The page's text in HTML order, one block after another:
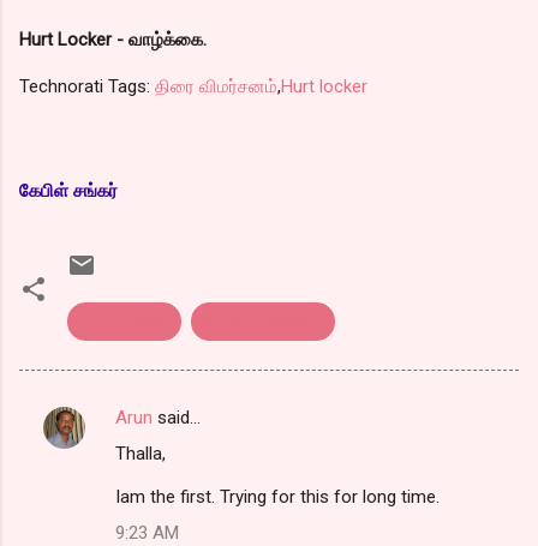
Hurt Locker - வாழ்க்கை.
Technorati Tags: திரை விமர்சனம்,Hurt locker
கேபிள் சங்கர்
C
Arun said…
Thalla,
Iam the first. Trying for this for long time.
9:23 AM